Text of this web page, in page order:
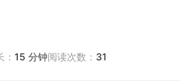
15 分钟阅读次数： 31